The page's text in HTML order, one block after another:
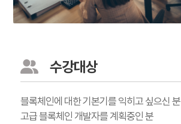
수강대상
블록체인에 대한 기본기를 익히고 싶으신 분
고급 블록체인 개발자를 계획중인 분